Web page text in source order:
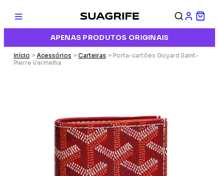
APENAS PRODUTOS ORIGINAIS
Início > Acessórios > Carteiras > Porta-cartões Goyard Saint-
Pierre Vermelha